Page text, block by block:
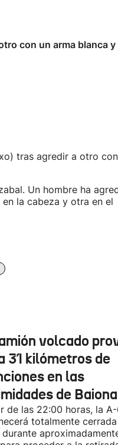
con un arma blanca
tras agredir a otro
Un hombre ha
la cabeza y otra en el
volcado
31 kilómetros de
en las
de Baiona
de las 22:00 horas, la
totalmente